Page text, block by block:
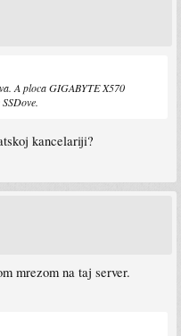
A ploca GIGABYTE X570
kancelariji?
mrezom na taj server.